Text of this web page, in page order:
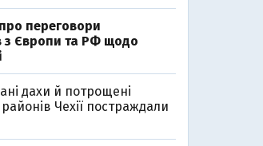
переговори
з Європи та РФ щодо
дахи й потрощені
Чехії постраждали